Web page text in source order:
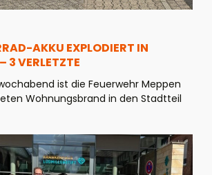
AKKU EXPLODIERT IN
3 VERLETZTE
ist die Feuerwehr Meppen
Wohnungsbrand in den Stadtteil